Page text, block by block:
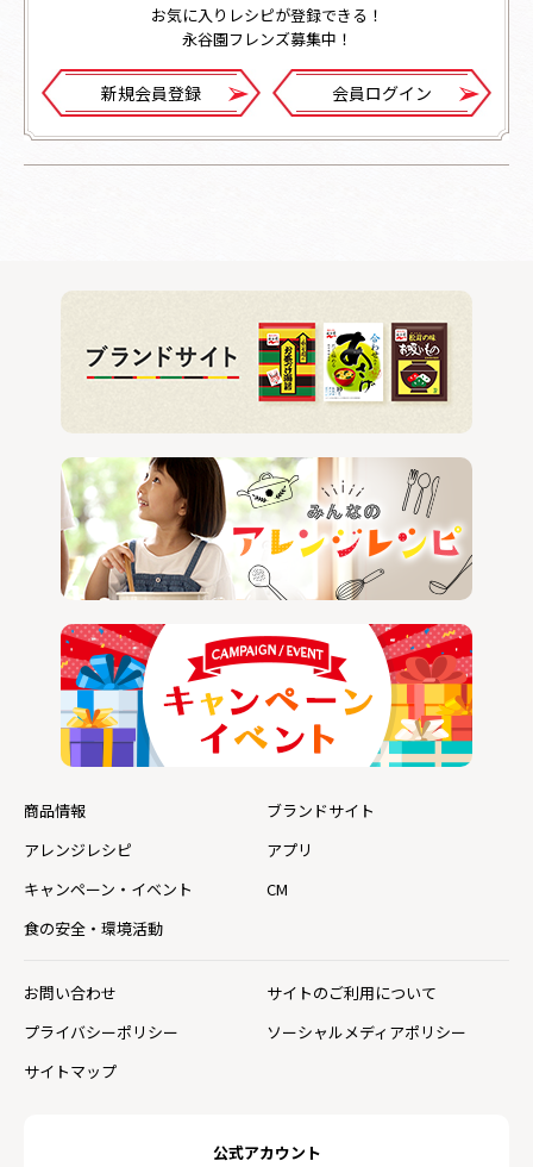
お気に入りレシピが登録できる！
永谷園フレンズ募集中！
新規会員登録 会員ログイン
公式アカウント
商品情報
ブランドサイト
アレンジレシピ
アプリ
キャンペーン・イベント
CM
食の安全・環境活動
お問い合わせ
サイトのご利用について
プライバシーポリシー
ソーシャルメディアポリシー
サイトマップ